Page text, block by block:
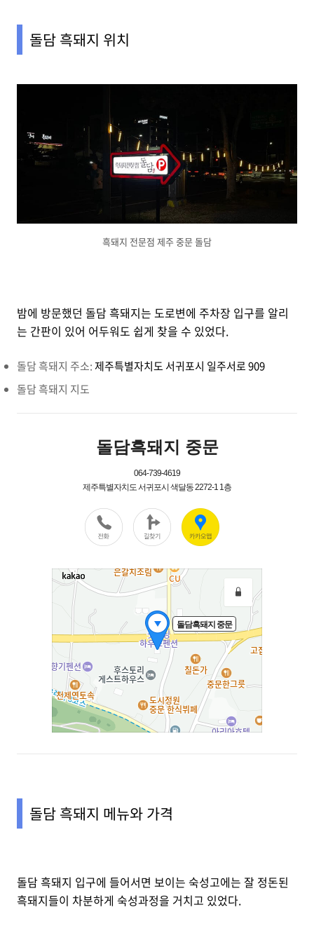
돌담 흑돼지 위치
흑돼지 전문점 제주 중문 돌담
밤에 방문했던 돌담 흑돼지는 도로변에 주차장 입구를 알리
는 간판이 있어 어두워도 쉽게 찾을 수 있었다.
돌담 흑돼지 주소:제주특별자치도 서귀포시 일주서로 909
돌담 흑돼지 지도
돌담 흑돼지 메뉴와 가격
돌담 흑돼지 입구에 들어서면 보이는 숙성고에는 잘 정돈된
흑돼지들이 차분하게 숙성과정을 거치고 있었다.